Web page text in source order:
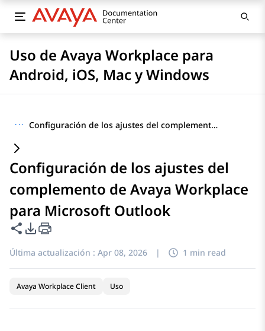
Uso de Avaya Workplace para
Android, iOS, Mac y Windows
··· Configuración de los ajustes del complemento de Avaya Workplace para Microsoft Outlook
Configuración de los ajustes del
complemento de Avaya Workplace
para Microsoft Outlook
Compartir esta página
Opciones de exportación de PDF
Última actualización : Apr 08, 2026 | 1 min read
Avaya Workplace Client Uso